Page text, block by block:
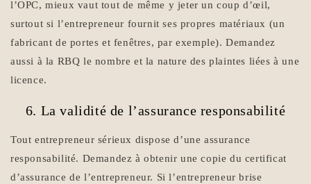
l’OPC, mieux vaut tout de même y jeter un coup d’œil,
surtout si l’entrepreneur fournit ses propres matériaux (un
fabricant de portes et fenêtres, par exemple). Demandez
aussi à la RBQ le nombre et la nature des plaintes liées à une
licence.
6. La validité de l’assurance responsabilité
Tout entrepreneur sérieux dispose d’une assurance
responsabilité. Demandez à obtenir une copie du certificat
d’assurance de l’entrepreneur. Si l’entrepreneur brise